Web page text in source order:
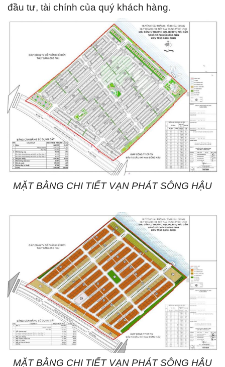
đầu tư, tài chính của quý khách hàng.
MẶT BẰNG CHI TIẾT VẠN PHÁT SÔNG HẬU
MẶT BẰNG CHI TIẾT VẠN PHÁT SÔNG HẬU